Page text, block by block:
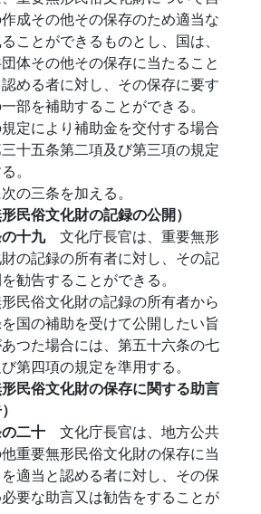
成その他その保存のため適当な
ことができるものとし、国は、
体その他その保存に当たること
める者に対し、その保存に要す
部を補助することができる。
定により補助金を交付する場合
十五条第二項及び第三項の規定
。
の三条を加える。
形民俗文化財の記録の公開）
十九 文化庁長官は、重要無形
の記録の所有者に対し、その記
勧告することができる。
民俗文化財の記録の所有者から
国の補助を受けて公開したい旨
つた場合には、第五十六条の七
第四項の規定を準用する。
形民俗文化財の保存に関する助言
二十 文化庁長官は、地方公共
重要無形民俗文化財の保存に当
適当と認める者に対し、その保
要な助言又は勧告をすることが